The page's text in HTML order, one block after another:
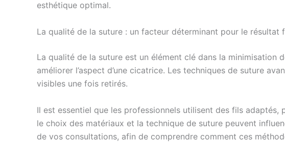
esthétique optimal.
La qualité de la suture : un facteur déterminant pour le résultat
La qualité de la suture est un élément clé dans la minimisation
améliorer l’aspect d’une cicatrice. Les techniques de suture
visibles une fois retirés.
Il est essentiel que les professionnels utilisent des fils
le choix des matériaux et la technique de suture peuvent
de vos consultations, afin de comprendre comment ces